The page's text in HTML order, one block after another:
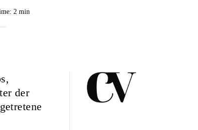
2 min
der